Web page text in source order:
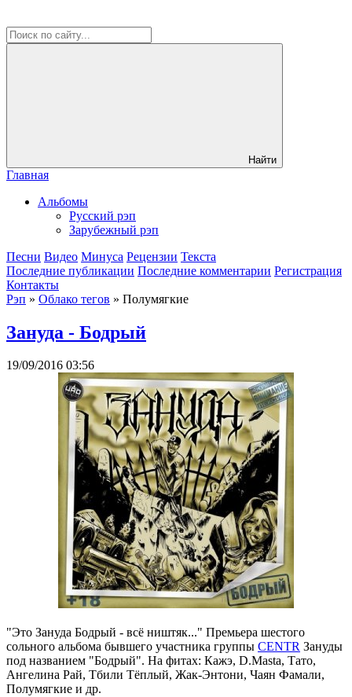
Найти
Главная
Альбомы
Русский рэп
Зарубежный рэп
Песни Видео Минуса Рецензии Текста
Последние публикации Последние комментарии Регистрация
Контакты
Рэп » Облако тегов » Полумягкие
Зануда - Бодрый
19/09/2016 03:56
"Это Зануда Бодрый - всё ништяк..." Премьера шестого
сольного альбома бывшего участника группы CENTR Зануды
под названием "Бодрый". На фитах: Кажэ, D.Masta, Тато,
Ангелина Рай, Тбили Тёплый, Жак-Энтони, Чаян Фамали,
Полумягкие и др.